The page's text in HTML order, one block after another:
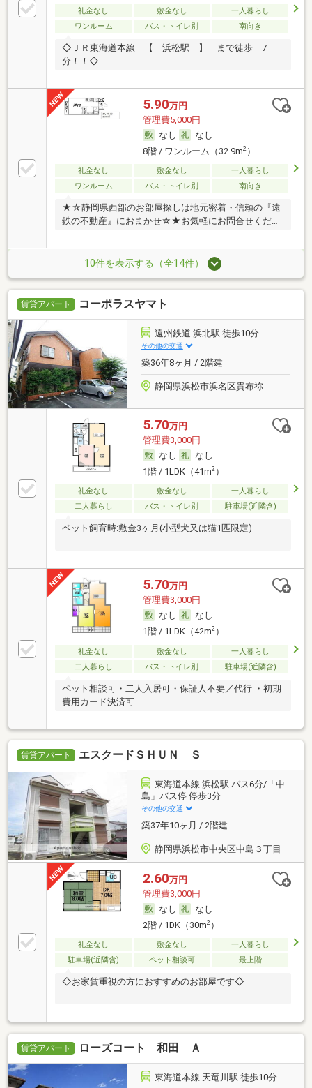
礼金なし 敷金なし
一人暮らし
ワンルーム
バス・トイレ別 南向き
◇ＪＲ東海道本線 【 浜松駅 】 まで徒歩 7
分！！◇
5.90万円
管理費5,000円
なし
なし
8階 / ワンルーム（32.9m2）
礼金なし 敷金なし
一人暮らし
ワンルーム
バス・トイレ別 南向き
★☆静岡県西部のお部屋探しは地元密着・信頼の『遠
鉄の不動産』におまかせ☆★お気軽にお問合せくださ
10件を表示する（全14件）
賃貸アパート コーポラスヤマト
遠州鉄道 浜北駅 徒歩10分
その他の交通
築36年8ヶ月 / 2階建
静岡県浜松市浜名区貴布祢
5.70万円
管理費3,000円
なし
なし
1階 / 1LDK（41m2）
礼金なし 敷金なし
一人暮らし
二人暮らし
バス・トイレ別 駐車場(近隣含)
ペット飼育時:敷金3ヶ月(小型犬又は猫1匹限定)
5.70万円
管理費3,000円
なし
なし
1階 / 1LDK（42m2）
礼金なし 敷金なし
一人暮らし
二人暮らし
バス・トイレ別 駐車場(近隣含)
ペット相談可・二人入居可・保証人不要／代行 ・初期
費用カード決済可
賃貸アパート エスクードＳＨＵＮ Ｓ
東海道本線 浜松駅 バス6分/「中
島」バス停 停歩3分
その他の交通
築37年10ヶ月 / 2階建
静岡県浜松市中央区中島３丁目
2.60万円
管理費3,000円
なし
なし
2階 / 1DK（30m2）
礼金なし 敷金なし
一人暮らし
駐車場(近隣含)
ペット相談可 最上階
◇お家賃重視の方におすすめのお部屋です◇
賃貸アパート ローズコート 和田 Ａ
東海道本線 天竜川駅 徒歩10分